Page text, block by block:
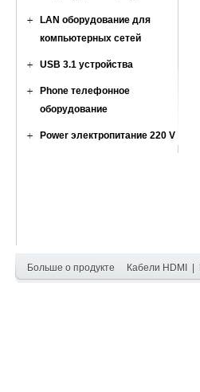
LAN оборудование для
компьютерных сетей
USB 3.1 устройства
Phone телефонное
оборудование
Power электропитание 220 V
Больше о продукте Кабели HDMI